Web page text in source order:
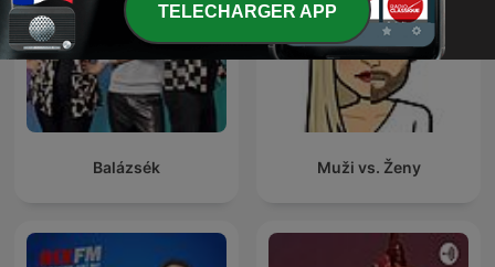
Balázsék Muži vs. Ženy
TELECHARGER APP